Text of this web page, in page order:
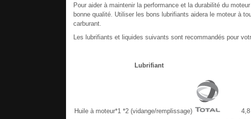
Pour aider à maintenir la performance et la durabilité du
bonne qualité. Utiliser les bons lubrifiants aidera le moteur à
carburant.
Les lubrifiants et liquides suivants sont recommandés pour
Lubrifiant
Huile à moteur*1 *2 (vidange/remplissage)